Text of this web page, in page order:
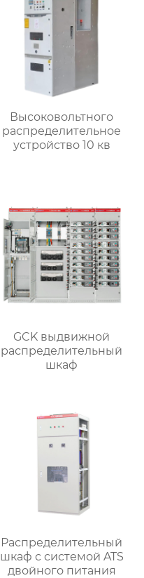
Высоковольтного
распределительное
устройство 10 кв
GCK выдвижной
распределительный
шкаф
Распределительный
шкаф с системой ATS
двойного питания